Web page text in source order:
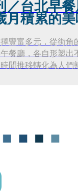
／台北早
積累的
豐富多元，從街角
餐廳，各自形塑出
間推移轉化為人們